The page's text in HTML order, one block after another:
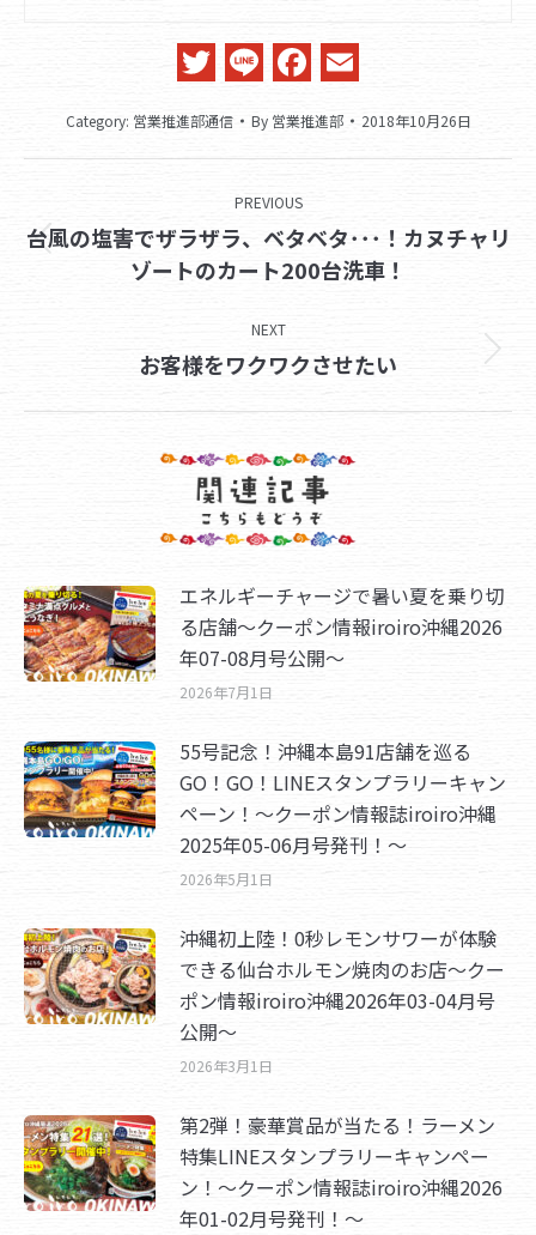
Twitter
LineFacebook
Category: 営業推進部通信 By 営業推進部 2018年10月26日
PREVIOUS
Previous
post:
台風の塩害でザラザラ、ベタベタ･･･！カヌチャリ
ゾートのカート200台洗車！
NEXT
Next
お客様をワクワクさせたい
エネルギーチャージで暑い夏を乗り切
る店舗～クーポン情報iroiro沖縄2026
年07-08月号公開～
2026年7月1日
55号記念！沖縄本島91店舗を巡る
GO！GO！LINEスタンプラリーキャン
ペーン！～クーポン情報誌iroiro沖縄
2025年05-06月号発刊！～
2026年5月1日
沖縄初上陸！0秒レモンサワーが体験
できる仙台ホルモン焼肉のお店～クー
ポン情報iroiro沖縄2026年03-04月号
公開～
2026年3月1日
第2弾！豪華賞品が当たる！ラーメン
特集LINEスタンプラリーキャンペー
ン！～クーポン情報誌iroiro沖縄2026
年01-02月号発刊！～